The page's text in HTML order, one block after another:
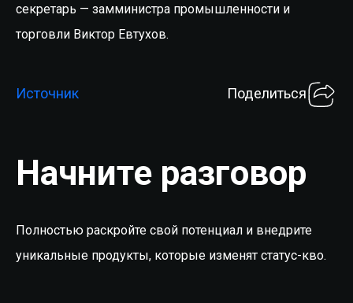
секретарь — замминистра промышленности и
торговли Виктор Евтухов.
Источник Поделиться
Начните разговор
Полностью раскройте свой потенциал и внедрите
уникальные продукты, которые изменят статус-кво.